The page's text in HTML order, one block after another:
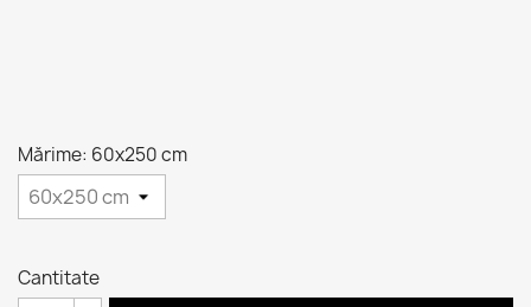
Mărime: 60x250 cm
Cantitate